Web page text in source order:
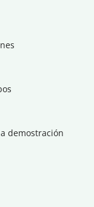
demostración